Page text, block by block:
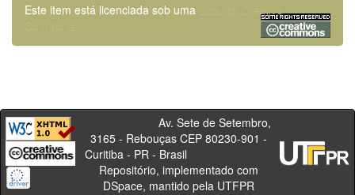
Este item está licenciada sob uma
Licença Creative
Commons
Av. Sete de Setembro,
3165 - Rebouças CEP 80230-901 -
Curitiba - PR - Brasil
Repositório, implementado com
DSpace, mantido pela UTFPR